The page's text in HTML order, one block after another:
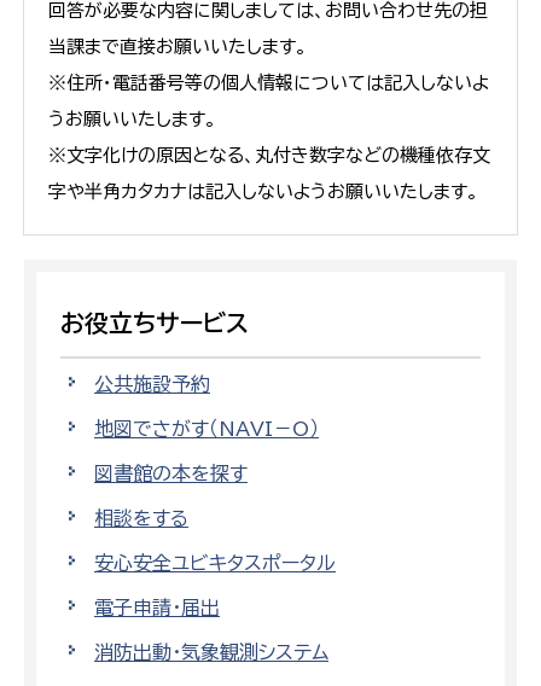
回答が必要な内容に関しましては、お問い合わせ先の担
当課まで直接お願いいたします。
※住所・電話番号等の個人情報については記入しないよ
うお願いいたします。
※文字化けの原因となる、丸付き数字などの機種依存文
字や半角カタカナは記入しないようお願いいたします。
お役立ちサービス
公共施設予約
地図でさがす（NAVI－O）
図書館の本を探す
相談をする
安心安全ユビキタスポータル
電子申請・届出
消防出動・気象観測システム